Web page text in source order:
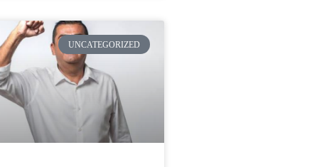
UNCATEGORIZED